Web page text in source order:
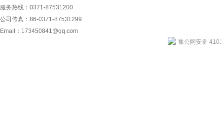
服务热线：0371-87531200
公司传真：86-0371-87531299
Email： 173450841@qq.com
豫公网安备